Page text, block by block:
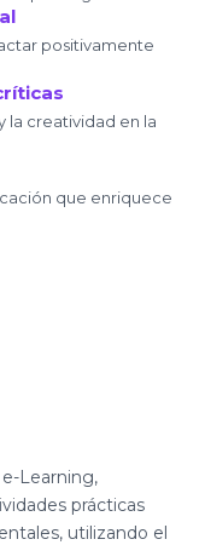
positivamente
la creatividad en la
que enriquece
Learning,
prácticas
utilizando el